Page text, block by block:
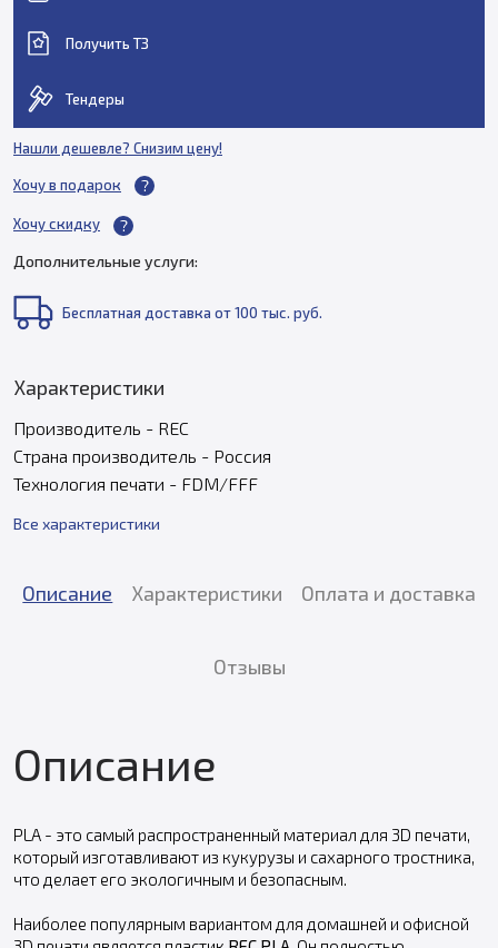
Дополнительные услуги:
Бесплатная доставка от 100 тыс. руб.
Характеристики
Производитель - REC
Страна производитель - Россия
Технология печати - FDM/FFF
Все характеристики
Получить ТЗ
Тендеры
Нашли дешевле? Снизим цену!
Хочу в подарок
Хочу скидку
Описание Характеристики Оплата и доставка
Отзывы
Описание
PLA - это самый распространенный материал для 3D печати,
который изготавливают из кукурузы и сахарного тростника,
что делает его экологичным и безопасным.
Наиболее популярным вариантом для домашней и офисной